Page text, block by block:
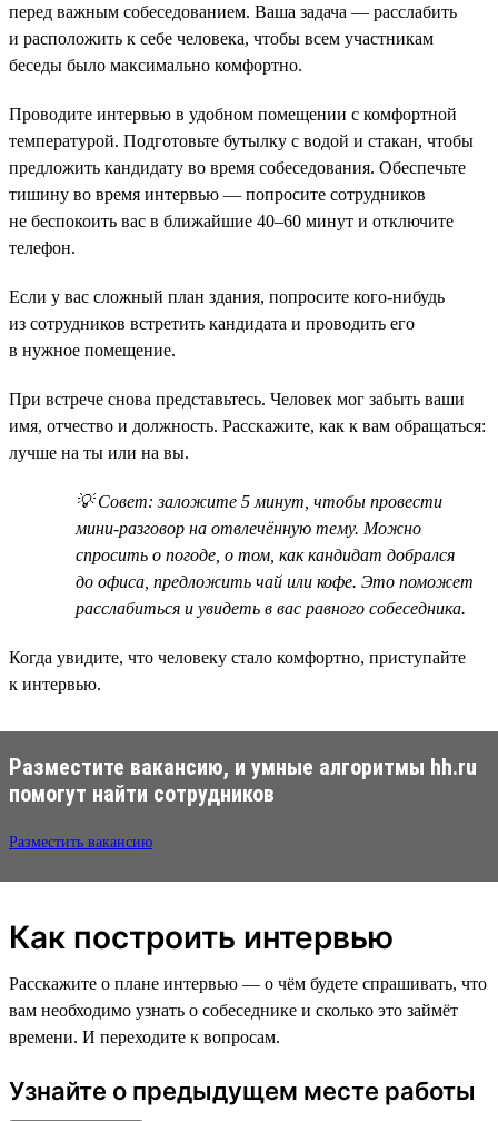
перед важным собеседованием. Ваша задача — расслабить
и расположить к себе человека, чтобы всем участникам
беседы было максимально комфортно.
Проводите интервью в удобном помещении с комфортной
температурой. Подготовьте бутылку с водой и стакан, чтобы
предложить кандидату во время собеседования. Обеспечьте
тишину во время интервью — попросите сотрудников
не беспокоить вас в ближайшие 40–60 минут и отключите
телефон.
Если у вас сложный план здания, попросите кого-нибудь
из сотрудников встретить кандидата и проводить его
в нужное помещение.
При встрече снова представьтесь. Человек мог забыть ваши
имя, отчество и должность. Расскажите, как к вам обращаться:
лучше на ты или на вы.
💡 Совет: заложите 5 минут, чтобы провести
мини-разговор на отвлечённую тему. Можно
спросить о погоде, о том, как кандидат добрался
до офиса, предложить чай или кофе. Это поможет
расслабиться и увидеть в вас равного собеседника.
Когда увидите, что человеку стало комфортно, приступайте
к интервью.
Разместите вакансию, и умные алгоритмы hh.ru
помогут найти сотрудников
Разместить вакансию
Как построить интервью
Расскажите о плане интервью — о чём будете спрашивать, что
вам необходимо узнать о собеседнике и сколько это займёт
времени. И переходите к вопросам.
Узнайте о предыдущем месте работы